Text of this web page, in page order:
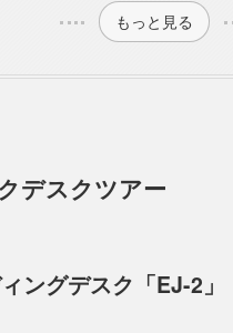
もっと見る
デスクツアー
ングデスク「EJ-2」